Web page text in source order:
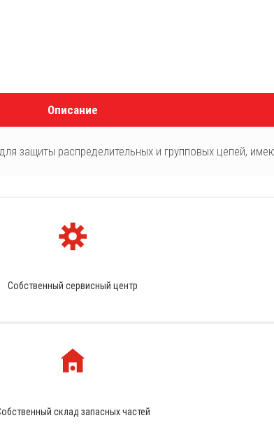
Описание
защиты распределительных и групповых цепей,
Собственный сервисный центр
склад запасных частей